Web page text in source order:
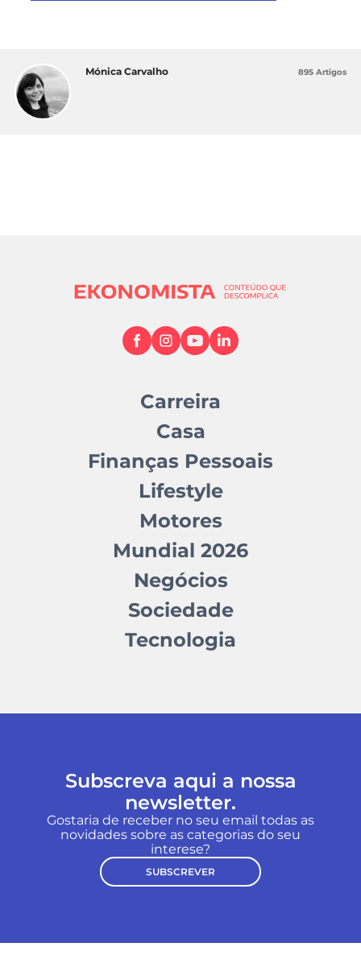
Mónica Carvalho 895 Artigos
Carreira
Casa
Finanças Pessoais
Lifestyle
Motores
Mundial 2026
Negócios
Sociedade
Tecnologia
Subscreva aqui a nossa
newsletter.
Gostaria de receber no seu email todas as
novidades sobre as categorias do seu
interese?
SUBSCREVER